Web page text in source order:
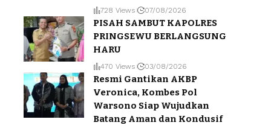
728 Views 07/08/2026
PISAH SAMBUT KAPOLRES
PRINGSEWU BERLANGSUNG
HARU
470 Views 03/08/2026
Resmi Gantikan AKBP
Veronica, Kombes Pol
Warsono Siap Wujudkan
Batang Aman dan Kondusif